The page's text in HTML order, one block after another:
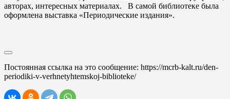
авторах, интересных материалах. В самой библиотеке была
оформлена выставка «Периодические издания».
Постоянная ссылка на это сообщение: https://mcrb-kalt.ru/den-
periodiki-v-verhnetyhtemskoj-biblioteke/